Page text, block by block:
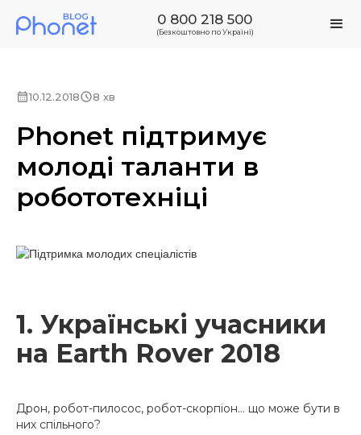
0 800 218 500
(Безкоштовно по Україні)
10.12.2018 8 хв
Phonet підтримує
молоді таланти в
робототехніці
1. Українські учасники
на Earth Rover 2018
Дрон, робот-пилосос, робот-скорпіон… що може бути в
них спільного?